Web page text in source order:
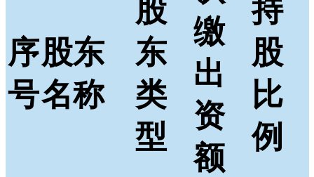
序
号
股东
名称
股
东
类
型
缴
出
资
额
持
股
比
例